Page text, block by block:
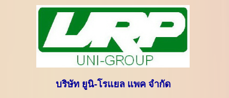
บริษัท ยูนิ-โรแยล แพค จำกัด